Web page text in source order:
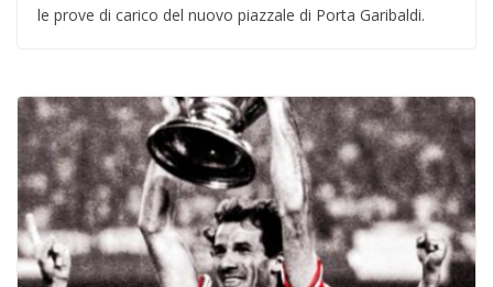
le prove di carico del nuovo piazzale di Porta Garibaldi.